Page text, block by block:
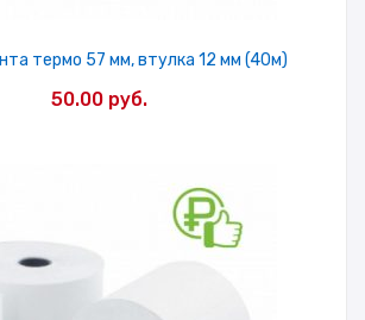
термо 57 мм, втулка 12 мм (40м)
50.00 руб.